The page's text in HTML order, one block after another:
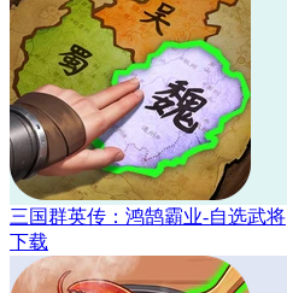
三国群英传：鸿鹄霸业-自选武将
下载